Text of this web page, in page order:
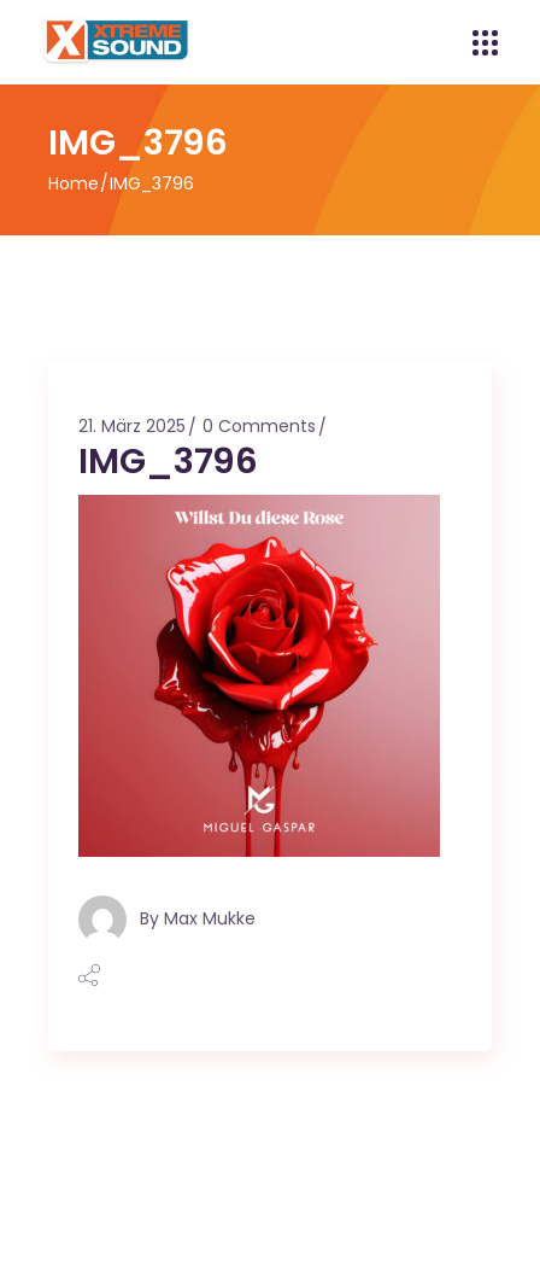
IMG_3796
Home IMG_3796
21. März 2025 0 Comments
IMG_3796
By Max Mukke